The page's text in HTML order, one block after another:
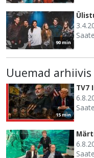
90 min
Uuemad arhiivis
15 min
TV7